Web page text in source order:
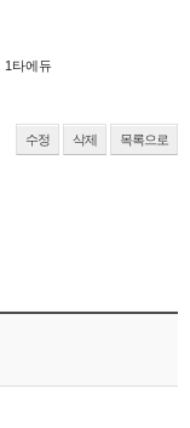
1타에듀
수정 삭제 목록으로